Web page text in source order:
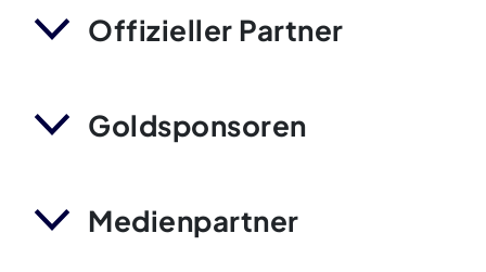
Offizieller Partner
Goldsponsoren
Medienpartner